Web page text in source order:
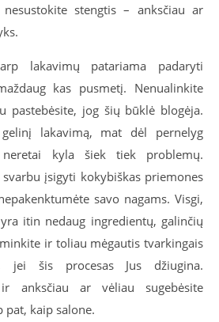
stengtis – anksčiau ar
lakavimų patariama padaryti
kas pusmetį. Nenualinkite
pastebėsite, jog šių būklė blogėja.
lakavimą, mat dėl pernelyg
neretai kyla šiek tiek problemų.
įsigyti kokybiškas priemones
savo nagams. Visgi,
itin nedaug ingredientų, galinčių
ir toliau mėgautis tvarkingais
jei šis procesas Jus džiugina.
anksčiau ar vėliau sugebėsite
pat, kaip salone.